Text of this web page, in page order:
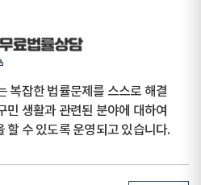
복잡한 법률문제를 스스로 해결
민 생활과 관련된 분야에 대하여
할 수 있도록 운영되고 있습니다.